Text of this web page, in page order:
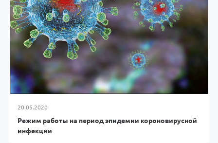
20.05.2020
Режим работы на период эпидемии короновирусной
инфекции